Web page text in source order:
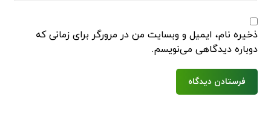
ذخیره نام، ایمیل و وبسایت من در مرورگر برای زمانی که
دوباره دیدگاهی می‌نویسم.
فرستادن دیدگاه